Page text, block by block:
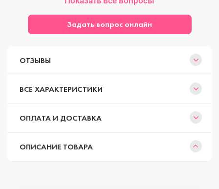
Задать вопрос онлайн
ОТЗЫВЫ
ВСЕ ХАРАКТЕРИСТИКИ
ОПЛАТА И ДОСТАВКА
ОПИСАНИЕ ТОВАРА